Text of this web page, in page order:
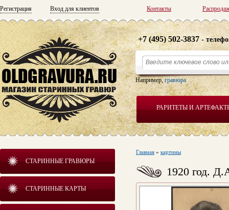
Регистрация Вход для клиентов Контакты
РАРИТЕТЫ И
+7 (495) 502-3837 -
Например,гравюра
СТАРИННЫЕ ГРАВЮРЫ
СТАРИННЫЕ КАРТЫ
Главная » картины
1920 год.